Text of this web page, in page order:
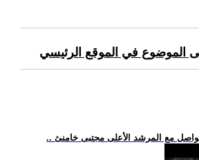
الموضوع في الموقع الرئيسي
مع المرشد الأعلى مجتبى خامنئ